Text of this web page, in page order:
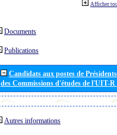
Afficher
Documents
Publications
Candidats aux postes de
des Commissions d'études de l'UIT-
Autres informations